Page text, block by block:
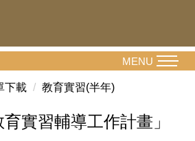
MENU
下載 教育實習(半年)
育實習輔導工作計畫」